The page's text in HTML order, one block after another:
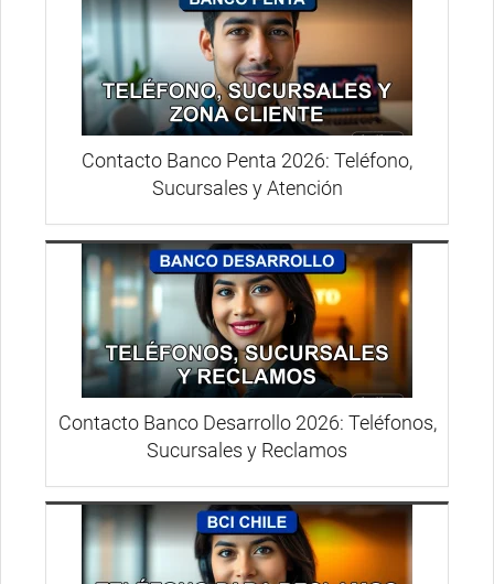
Contacto Banco Penta 2026: Teléfono,
Sucursales y Atención
Contacto Banco Desarrollo 2026: Teléfonos,
Sucursales y Reclamos